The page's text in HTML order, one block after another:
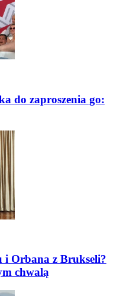
do zaproszenia go:
i Orbana z Brukseli?
chwalą